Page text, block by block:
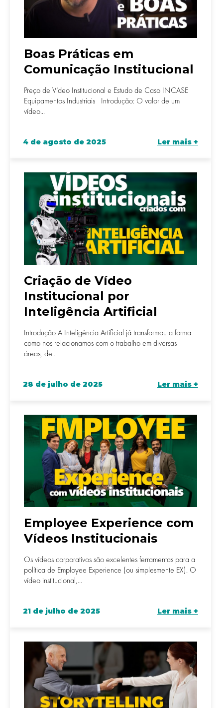
Boas Práticas em
Comunicação Institucional
Preço de Vídeo Institucional e Estudo de Caso INCASE
Equipamentos Industriais Introdução: O valor de um
vídeo...
4 de agosto de 2025 Ler mais +
Criação de Vídeo
Institucional por
Inteligência Artificial
Introdução A Inteligência Artificial já transformou a forma
como nos relacionamos com o trabalho em diversas
áreas, de...
28 de julho de 2025 Ler mais +
Employee Experience com
Vídeos Institucionais
Os vídeos corporativos são excelentes ferramentas para a
política de Employee Experience (ou simplesmente EX). O
vídeo institucional,...
21 de julho de 2025 Ler mais +